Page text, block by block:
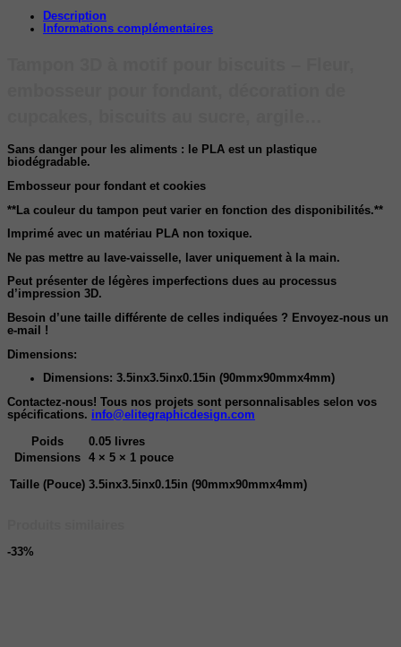
Description
Informations complémentaires
Sans danger pour les aliments : le PLA est un plastique
biodégradable.
Embosseur pour fondant et cookies
**La couleur du tampon peut varier en fonction des disponibilités.**
Imprimé avec un matériau PLA non toxique.
Ne pas mettre au lave-vaisselle, laver uniquement à la main.
Peut présenter de légères imperfections dues au processus
d’impression 3D.
Besoin d’une taille différente de celles indiquées ? Envoyez-nous un
e-mail !
Dimensions:
Dimensions: 3.5inx3.5inx0.15in (90mmx90mmx4mm)
Contactez-nous! Tous nos projets sont personnalisables selon vos
spécifications. info@elitegraphicdesign.com
Poids
0.05 livres
Dimensions
4 × 5 × 1 pouce
Taille (Pouce) 3.5inx3.5inx0.15in (90mmx90mmx4mm)
-33%